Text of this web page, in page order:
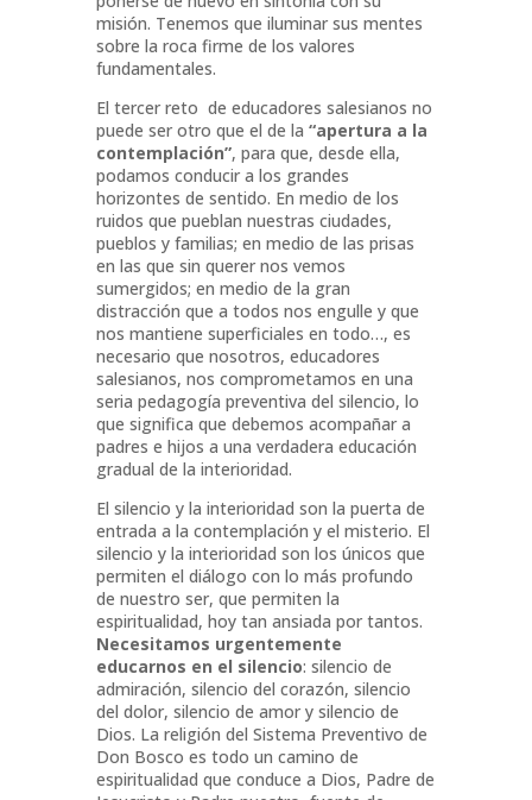
misión. Tenemos que iluminar sus mentes
sobre la roca firme de los valores
fundamentales.
El tercer reto de educadores salesianos no
puede ser otro que el de la “apertura a la
contemplación”, para que, desde ella,
podamos conducir a los grandes
horizontes de sentido. En medio de los
ruidos que pueblan nuestras ciudades,
pueblos y familias; en medio de las prisas
en las que sin querer nos vemos
sumergidos; en medio de la gran
distracción que a todos nos engulle y que
nos mantiene superficiales en todo…, es
necesario que nosotros, educadores
salesianos, nos comprometamos en una
seria pedagogía preventiva del silencio, lo
que significa que debemos acompañar a
padres e hijos a una verdadera educación
gradual de la interioridad.
El silencio y la interioridad son la puerta de
entrada a la contemplación y el misterio. El
silencio y la interioridad son los únicos que
permiten el diálogo con lo más profundo
de nuestro ser, que permiten la
espiritualidad, hoy tan ansiada por tantos.
Necesitamos urgentemente
educarnos en el silencio: silencio de
admiración, silencio del corazón, silencio
del dolor, silencio de amor y silencio de
Dios. La religión del Sistema Preventivo de
Don Bosco es todo un camino de
espiritualidad que conduce a Dios, Padre de